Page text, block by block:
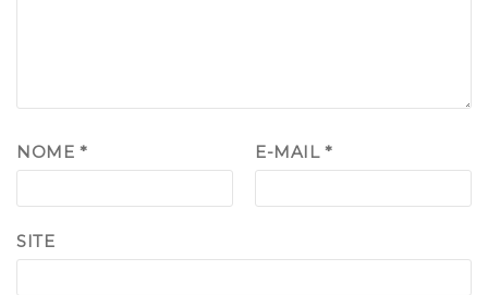
NOME * E-MAIL*
SITE